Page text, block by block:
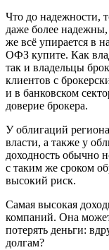
Что до надежности,
даже более
же всё упирается в
ОФЗ купите. Как
так и владельцы
клиентов с
и в банковском
доверие брокера.
У облигаций
власти, а также у
доходность обычно
с таким же сроком
высокий риск.
Самая высокая
компаний. Она
потерять деньги:
долгам?